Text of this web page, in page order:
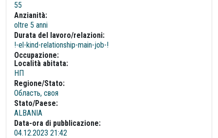
55
Anzianità:
oltre 5 anni
Durata del lavoro/relazioni:
!-el-kind-relationship-main-job-!
Occupazione:
Località abitata:
НП
Regione/Stato:
Область, своя
Stato/Paese:
ALBANIA
Data-ora di pubblicazione:
04.12.2023 21:42